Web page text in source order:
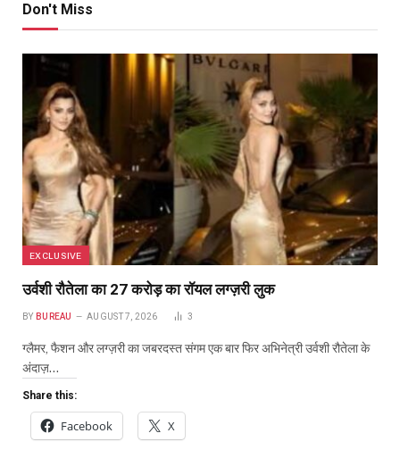
Don't Miss
EXCLUSIVE
उर्वशी रौतेला का ₹27 करोड़ का रॉयल लग्ज़री लुक
BY BUREAU AUGUST 7, 2026 3
ग्लैमर, फैशन और लग्ज़री का जबरदस्त संगम एक बार फिर अभिनेत्री उर्वशी रौतेला के
अंदाज़…
Share this:
Facebook X